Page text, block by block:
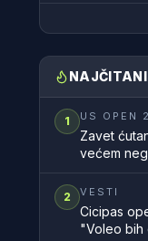
1 US OPEN
Zavet
većem
2 VESTI
Cicipas
"Voleo bih